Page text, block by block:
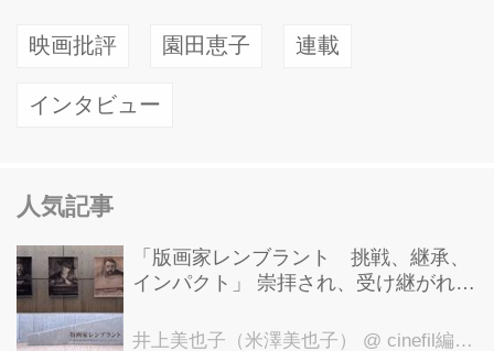
映画批評 園田恵子 連載
インタビュー
人気記事
「版画家レンブラント 挑戦、継承、
インパクト」 崇拝され、受け継がれ、
洋美術館にて9月23日まで開催中！
井上美也子（米澤美也子） @ cinefil編集部